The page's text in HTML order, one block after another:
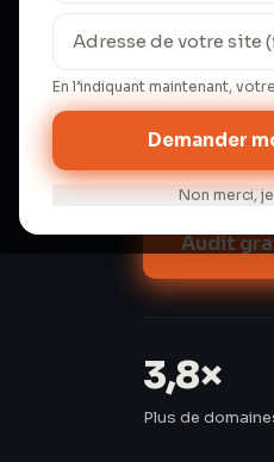
En l’indiquant maintenant,
Demander
Non merci,
91,8 %
requêtes
backlinks
Un lien
plus tôt
Audit
3,8×
Plus de